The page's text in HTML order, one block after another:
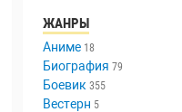
ЖАНРЫ
Аниме 18
Биография 79
Боевик 355
Вестерн 5